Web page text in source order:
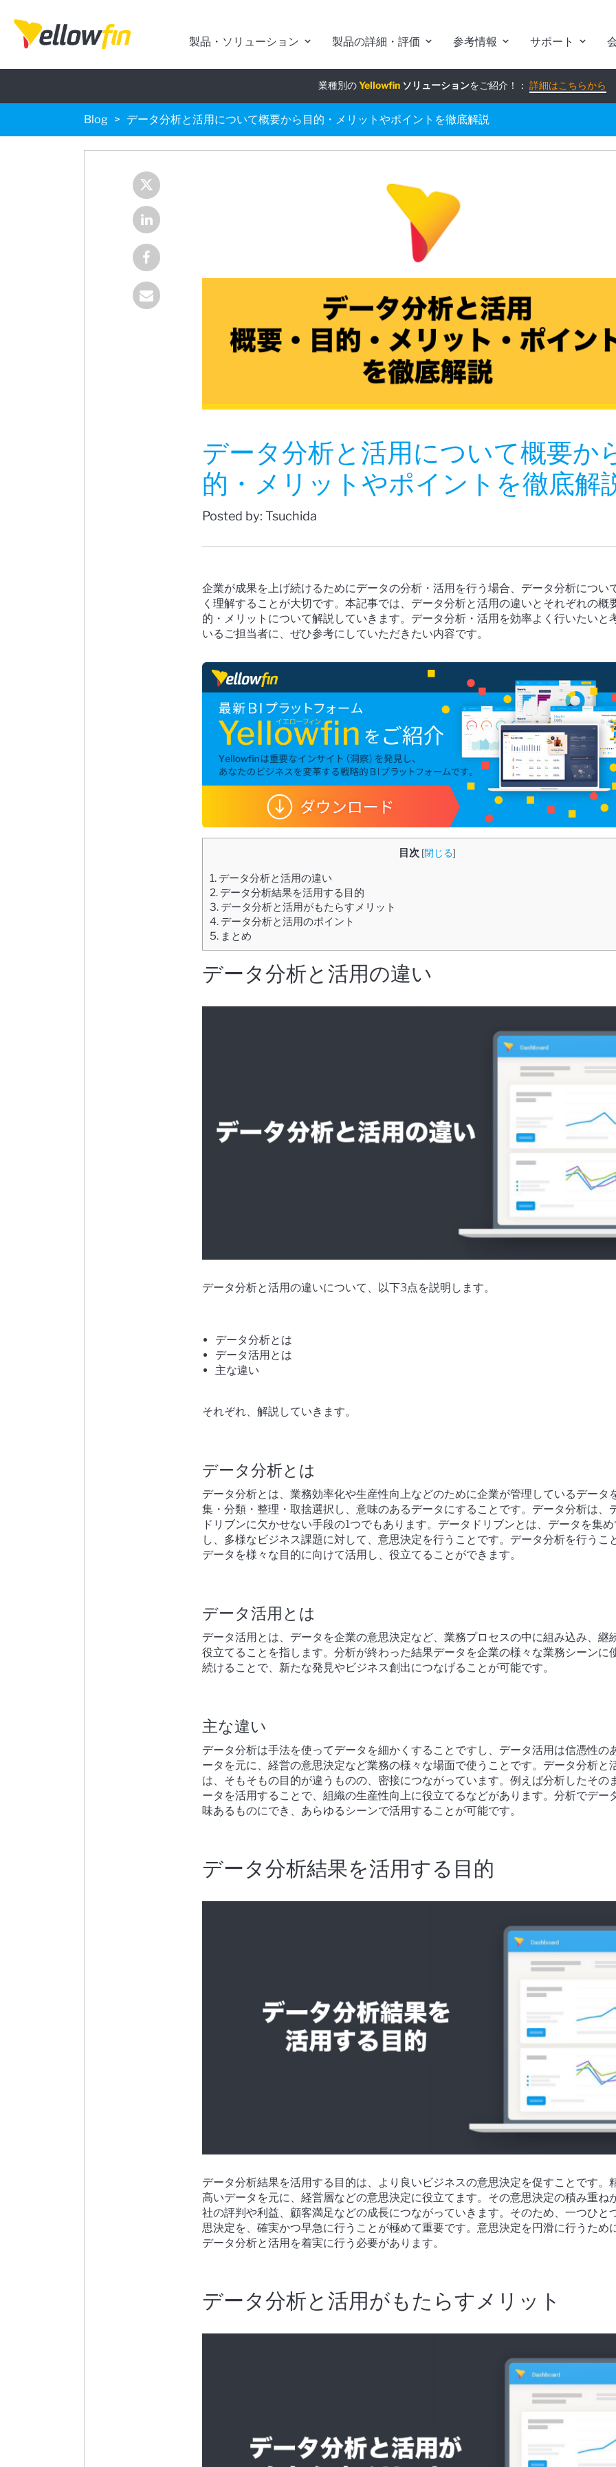
製品・ソリューション 製品の詳細・評価 参考情報 サポート
業種別のYellowfinソリューションをご紹介！： 詳細はこちらから
組み込みアナリティクス究極ガイド：詳細はこちらから
Blog データ分析と活用について概要から目的・メリットやポイントを徹底解説
データ分析と活用について概要か
的・メリットやポイントを徹底解
Posted by: Tsuchida
企業が成果を上げ続けるためにデータの分析・活用を行う場合、データ分析につい
く理解することが大切です。本記事では、データ分析と活用の違いとそれぞれの概
的・メリットについて解説していきます。データ分析・活用を効率よく行いたいと
いるご担当者に、ぜひ参考にしていただきたい内容です。
目次 [閉じる]
1.データ分析と活用の違い
2.データ分析結果を活用する目的
3.データ分析と活用がもたらすメリット
4.データ分析と活用のポイント
5.まとめ
データ分析と活用の違い
データ分析と活用の違いについて、以下3点を説明します。
データ分析とは
データ活用とは
主な違い
それぞれ、解説していきます。
データ分析とは
データ分析とは、業務効率化や生産性向上などのために企業が管理しているデータ
集・分類・整理・取捨選択し、意味のあるデータにすることです。データ分析は、
ドリブンに欠かせない手段の1つでもあります。データドリブンとは、データを集
し、多様なビジネス課題に対して、意思決定を行うことです。データ分析を行うこ
データを様々な目的に向けて活用し、役立てることができます。
データ活用とは
データ活用とは、データを企業の意思決定など、業務プロセスの中に組み込み、継
役立てることを指します。分析が終わった結果データを企業の様々な業務シーンに
続けることで、新たな発見やビジネス創出につなげることが可能です。
主な違い
データ分析は手法を使ってデータを細かくすることですし、データ活用は信憑性の
ータを元に、経営の意思決定など業務の様々な場面で使うことです。データ分析と
は、そもそもの目的が違うものの、密接につながっています。例えば分析したその
ータを活用することで、組織の生産性向上に役立てるなどがあります。分析でデー
味あるものにでき、あらゆるシーンで活用することが可能です。
データ分析結果を活用する目的
データ分析結果を活用する目的は、より良いビジネスの意思決定を促すことです。
高いデータを元に、経営層などの意思決定に役立てます。その意思決定の積み重ね
社の評判や利益、顧客満足などの成長につながっていきます。そのため、一つひと
思決定を、確実かつ早急に行うことが極めて重要です。意思決定を円滑に行うため
データ分析と活用を着実に行う必要があります。
データ分析と活用がもたらすメリット